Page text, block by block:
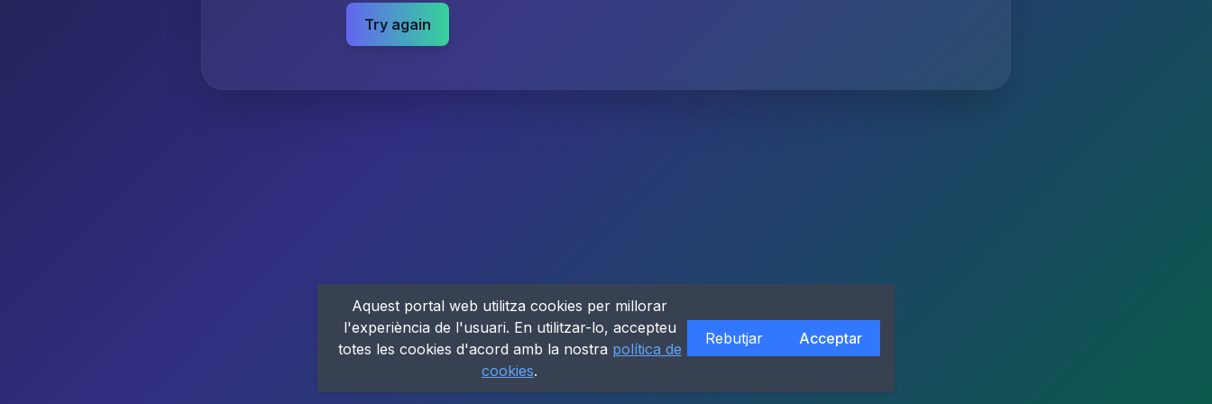
Try again
Aquest portal web utilitza cookies per millorar
l'experiència de l'usuari. En utilitzar-lo, accepteu
totes les cookies d'acord amb la nostra política de
cookies.
Rebutjar Acceptar